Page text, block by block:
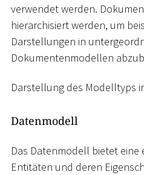
verwendet werden.
hierarchisiert werden, um
Darstellungen in
Dokumentenmodellen
Darstellung des Modelltyps
Datenmodell
Das Datenmodell bietet eine
Entitäten und deren